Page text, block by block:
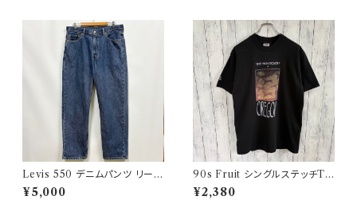
Levis 550 デニムパンツ リーバ
イス ワイドデニム 3
¥5,000
90s Fruit シングルステッチTシ
ャツ プリントT
¥2,380